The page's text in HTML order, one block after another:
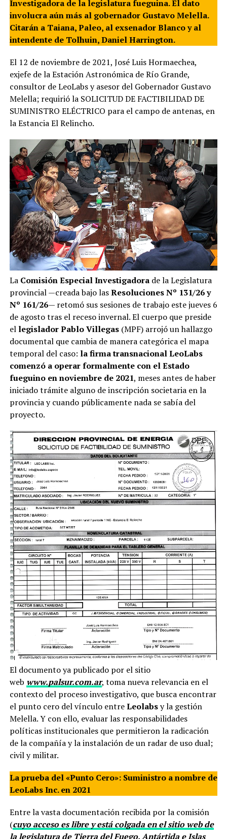
Investigadora de la legislatura fueguina. El dato
involucra aún más al gobernador Gustavo Melella.
Citarán a Taiana, Paleo, al exsenador Blanco y al
intendente de Tolhuin, Daniel Harrington.
El 12 de noviembre de 2021, José Luis Hormaechea,
exjefe de la Estación Astronómica de Río Grande,
consultor de LeoLabs y asesor del Gobernador Gustavo
Melella; requirió la SOLICITUD DE FACTIBILIDAD DE
SUMINISTRO ELÉCTRICO para el campo de antenas, en
la Estancia El Relincho.
La Comisión Especial Investigadorade la Legislatura
provincial —creada bajo lasResoluciones Nº 131/26 y
Nº 161/26— retomó sus sesiones de trabajo este jueves 6
de agosto tras el receso invernal. El cuerpo que preside
el legislador Pablo Villegas(MPF) arrojó un hallazgo
documental que cambia de manera categórica el mapa
temporal del caso: la firma transnacional LeoLabs
comenzó a operar formalmente con el Estado
fueguino en noviembre de 2021, meses antes de haber
iniciado trámite alguno de inscripción societaria en la
provincia y cuando públicamente nada se sabía del
proyecto.
El documento ya publicado por el sitio
web www.palsur.com.ar, toma nueva relevancia en el
contexto del proceso investigativo, que busca encontrar
el punto cero del vínculo entreLeolabsy la gestión
Melella. Y con ello, evaluar las responsabilidades
políticas institucionales que permitieron la radicación
de la compañía y la instalación de un radar de uso dual;
civil y militar.
La prueba del «Punto Cero»: Suministro a nombre de
LeoLabs Inc. en 2021
Entre la vasta documentación recibida por la comisión
(cuyo acceso es libre y está colgada en el sitio web de
la legislatura de Tierra del Fuego, Antártida e Islas